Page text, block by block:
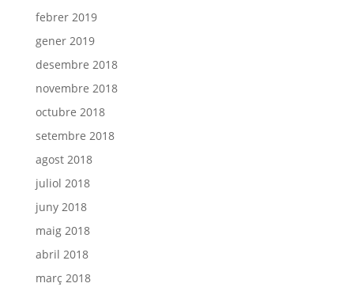
febrer 2019
gener 2019
desembre 2018
novembre 2018
octubre 2018
setembre 2018
agost 2018
juliol 2018
juny 2018
maig 2018
abril 2018
març 2018